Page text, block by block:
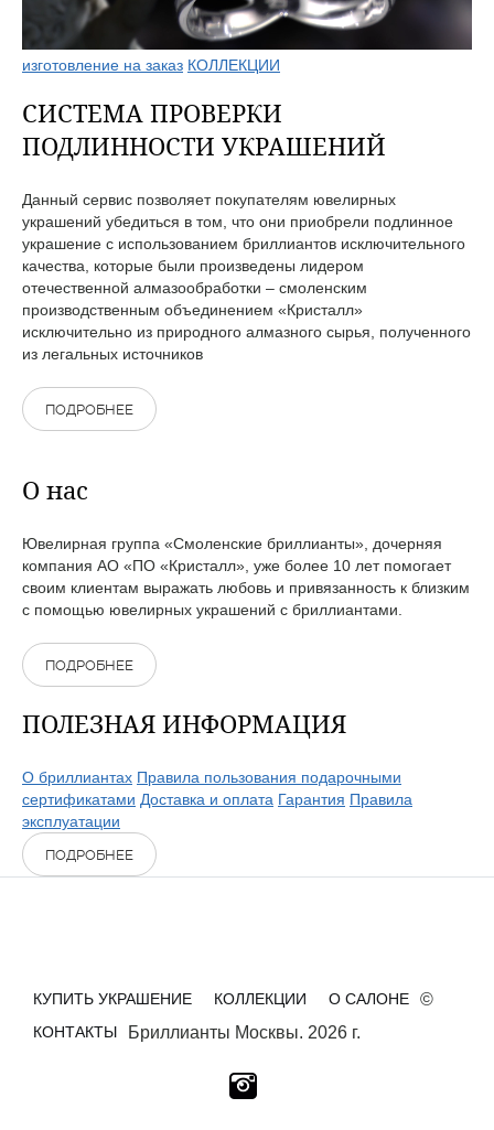
изготовление на заказ КОЛЛЕКЦИИ
СИСТЕМА ПРОВЕРКИ
ПОДЛИННОСТИ УКРАШЕНИЙ
Данный сервис позволяет покупателям ювелирных
украшений убедиться в том, что они приобрели подлинное
украшение с использованием бриллиантов исключительного
качества, которые были произведены лидером
отечественной алмазообработки – смоленским
производственным объединением «Кристалл»
исключительно из природного алмазного сырья, полученного
из легальных источников
ПОДРОБНЕЕ
О нас
Ювелирная группа «Смоленские бриллианты», дочерняя
компания АО «ПО «Кристалл», уже более 10 лет помогает
своим клиентам выражать любовь и привязанность к близким
с помощью ювелирных украшений с бриллиантами.
ПОДРОБНЕЕ
ПОЛЕЗНАЯ ИНФОРМАЦИЯ
О бриллиантах Правила пользования подарочными
сертификатами Доставка и оплата Гарантия Правила
эксплуатации
ПОДРОБНЕЕ
КУПИТЬ УКРАШЕНИЕ КОЛЛЕКЦИИ
О САЛОНЕ
КОНТАКТЫ
©
Бриллианты Москвы. 2026 г.